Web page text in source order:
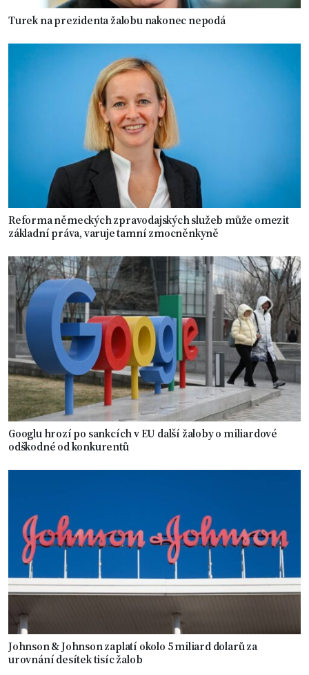
Turek na prezidenta žalobu nakonec nepodá
Reforma německých zpravodajských služeb může omezit
základní práva, varuje tamní zmocněnkyně
Googlu hrozí po sankcích v EU další žaloby o miliardové
odškodné od konkurentů
Johnson & Johnson zaplatí okolo 5 miliard dolarů za
urovnání desítek tisíc žalob